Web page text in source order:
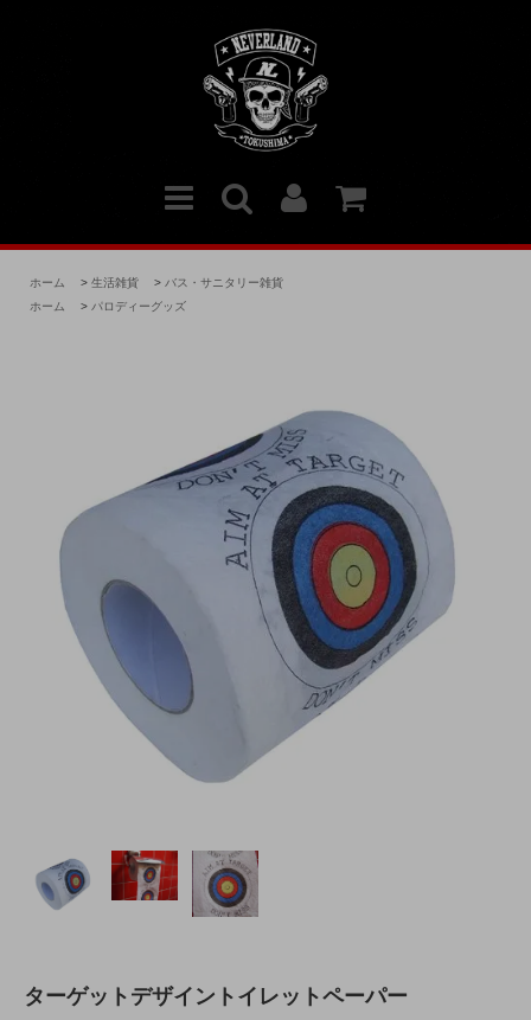
ホーム > 生活雑貨 > バス・サニタリー雑貨
ホーム
> パロディーグッズ
ターゲットデザイントイレットペーパー